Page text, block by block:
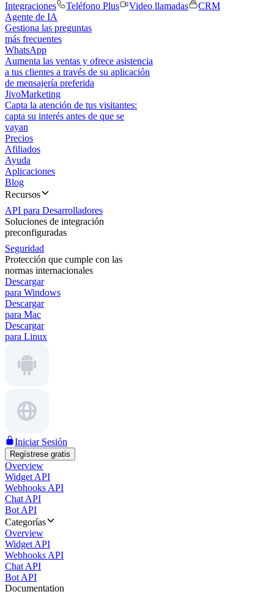
Integraciones
Teléfono Plus Video llamadas
CRM
Agente de IA
Gestiona las preguntas
más frecuentes
WhatsApp
Aumenta las ventas y ofrece asistencia
a tus clientes a través de su aplicación
de mensajería preferida
JivoMarketing
Capta la atención de tus visitantes:
capta su interés antes de que se
vayan
Precios
Afiliados
Ayuda
Aplicaciones
Blog
Recursos
API para Desarrolladores
Soluciones de integración
preconfiguradas
Seguridad
Protección que cumple con las
normas internacionales
Descargar
para Windows
Descargar
para Mac
Descargar
para Linux
Iniciar Sesión
Regístrese gratis
Overview
Widget API
Webhooks API
Chat API
Bot API
Categorías
Overview
Widget API
Webhooks API
Chat API
Bot API
Documentation